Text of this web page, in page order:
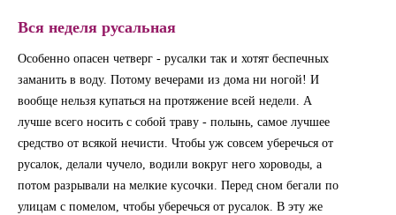
Вся неделя русальная
Особенно опасен четверг - русалки так и хотят беспечных
заманить в воду. Потому вечерами из дома ни ногой! И
вообще нельзя купаться на протяжение всей недели. А
лучше всего носить с собой траву - полынь, самое лучшее
средство от всякой нечисти. Чтобы уж совсем уберечься от
русалок, делали чучело, водили вокруг него хороводы, а
потом разрывали на мелкие кусочки. Перед сном бегали по
улицам с помелом, чтобы уберечься от русалок. В эту же